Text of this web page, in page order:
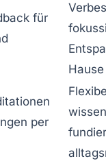
für
Hause
per